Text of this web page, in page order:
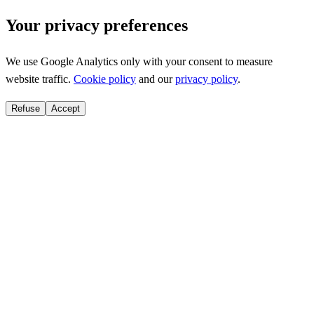
Your privacy preferences
We use Google Analytics only with your consent to measure
website traffic. Cookie policy and our privacy policy.
Refuse Accept